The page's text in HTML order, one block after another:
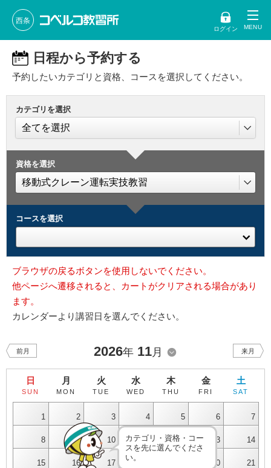
西条
ログイン
日程から予約する
予約したいカテゴリと資格、コースを選択してください。
カテゴリを選択
資格を選択
コースを選択
ブラウザの戻るボタンを使用しないでください。
他ページへ遷移されると、カートがクリアされる場合があり
ます。
カレンダーより講習日を選んでください。
前月 2026年 11月 来月
日
SUN
月
MON
火
TUE
水
WED
木
THU
金
FRI
土
SAT
1 2 3 4 5 6 7
8 9 10 11 12 13 14
15 16 17 20 21
カテゴリ・資格・コー
スを先に選んでくださ
い。